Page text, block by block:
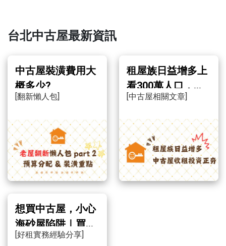
台北中古屋最新資訊
中古屋裝潢費用大
概多少?
[翻新懶人包]
租屋族日益增多上
看300萬人口，中
古屋收租投資正
夯！
[中古屋相關文章]
想買中古屋，小心
海砂屋陷阱｜買屋
不擔心碰到海砂
[好租實務經驗分享]